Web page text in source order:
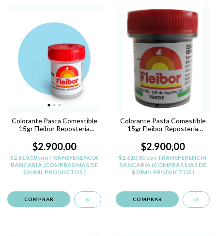
Colorante Pasta Comestible
15gr Fleibor Reposteria
$2.900,00
$2.610,00con TRANSFERENCIA
BANCARIA (COMPRAS MAS DE
$20MIL PRODUCTOS )
Colorante Pasta Comestible
15gr Fleibor Reposteria
$2.900,00
$2.610,00con TRANSFERENCIA
BANCARIA (COMPRAS MAS DE
$20MIL PRODUCTOS )